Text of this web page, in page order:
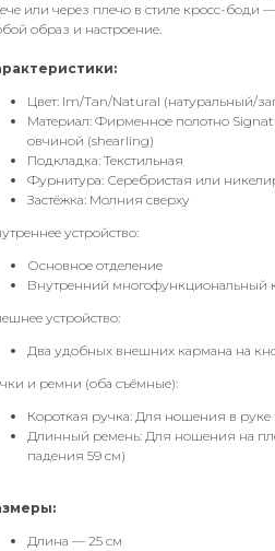
или через плечо в стиле кросс-боди
образ и настроение.
Цвет: Im/Tan/Natural (натуральный/
Материал: Фирменное полотно
овчиной (shearling)
Подкладка: Текстильная
Фурнитура: Серебристая или
Застёжка: Молния сверху
устройство:
Основное отделение
Внутренний многофункциональный
устройство:
Два удобных внешних кармана на
и ремни (оба съёмные):
Короткая ручка: Для ношения в руке
Длинный ремень: Для ношения на
падения 59 см)
Длина — 25 см